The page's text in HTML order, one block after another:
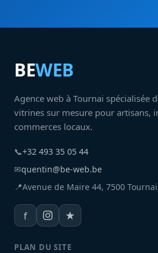
BEWEB
Agence web à Tournai spécialisée
vitrines sur mesure pour artisans,
commerces locaux.
📞+32 493 35 05 44
✉quentin@be-web.be
📍Avenue de Maire 44, 7500
f ★
PLAN DU SITE